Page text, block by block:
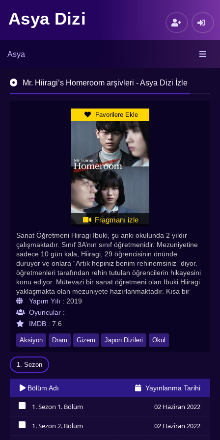
Asya Dizi
Asya
Mr. Hiiragi’s Homeroom arşivleri - Asya Dizi İzle
Favorilere Ekle
Fragmanı izle
Sanat Öğretmeni Hiiragi Ibuki, şu anki okulunda 2 yıldır
çalışmaktadır. Sınıf 3A’nın sınıf öğretmenidir. Mezuniyetine
sadece 10 gün kala, Hiiragi, 29 öğrencisinin önünde
duruyor ve onlara “Artık hepiniz benim rehinemsiniz” diyor.
öğretmenleri tarafından rehin tutulan öğrencilerin hikayesini
konu ediyor. Mütevazi bir sanat öğretmeni olan Ibuki Hiiragi
yaklaşmakta olan mezuniyete hazırlanmaktadır. Kısa bir
süre sonra mezun olacak öğrenciler, okuldan olaysız bir
şekilde ayrılmanın derdine düşer. Ancak bu sırada
beklenmedik bir olay gerçekleşir. Mezuniyete tam on gün
kalan Ibuki Hiiragi, 29 öğrencisini sınıfta toplar ve onlara
artık öğrenci değil kendisinin rehinesi olduklarını söyler.
Ibuki Hiiragi, birkaç ay önce intihar notu bırakmadan hayata
veda eden öğrencisinin ölümü ile ilgili gerçekleri ortaya
çıkarmadan öğrencilerini rehin tutmaya kararlıdır. Dizinin
gizemlerle ilerleyip son 2 bölüm izleyenleri dumura
uğratması müthişti. Artık dünyanın her yerinde bir numaralı
suç siber zorbalıktır. Sanal ortamda takma adının altına
gizlenerek insanlara hakaret ederken karşıdaki insanın
ortada somut bir suçlu ararken suçlunun aslında bir sosyal
Yapım Yılı : 2019
Oyuncular :
IMDB : 7.6
Aksiyon Dram Gizem Japon Dizileri Okul
1. Sezon
Bölüm Adı Yayınlanma Tarihi
1. Sezon 1. Bölüm 02 Haziran 2022
1. Sezon 2. Bölüm 02 Haziran 2022